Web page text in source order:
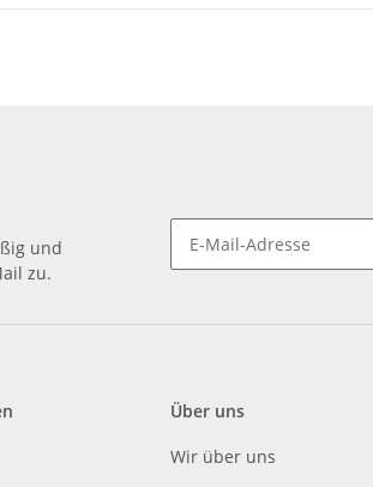
und
zu.
Über uns
Wir über uns